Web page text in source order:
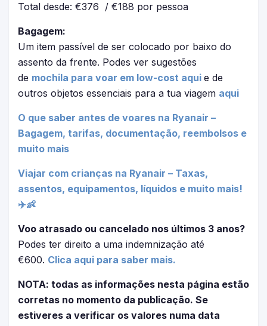
Total desde: €376 / €188 por pessoa
Bagagem:
Um item passível de ser colocado por baixo do
assento da frente. Podes ver sugestões
de mochila para voar em low-cost aqui e de
outros objetos essenciais para a tua viagem aqui
O que saber antes de voares na Ryanair –
Bagagem, tarifas, documentação, reembolsos e
muito mais
Viajar com crianças na Ryanair – Taxas,
assentos, equipamentos, líquidos e muito mais!
✈️👶
Voo atrasado ou cancelado nos últimos 3 anos?
Podes ter direito a uma indemnização até
€600. Clica aqui para saber mais.
NOTA: todas as informações nesta página estão
corretas no momento da publicação. Se
estiveres a verificar os valores numa data